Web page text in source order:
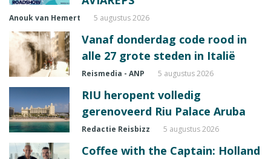
Anouk van Hemert 5 augustus 2026
Vanaf donderdag code rood in
alle 27 grote steden in Italië
Reismedia - ANP 5 augustus 2026
RIU heropent volledig
gerenoveerd Riu Palace Aruba
Redactie Reisbizz 5 augustus 2026
Coffee with the Captain: Holland